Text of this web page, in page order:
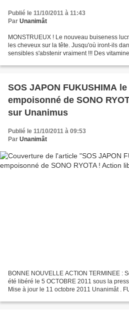
Publié le 11/10/2011 à 11:43
Par Unanimât
MONSTRUEUX ! Le nouveau buiseness
les cheveux sur la tête. Jusqu'où iront-ils
sensibles s'abstenir vraiment !!! Des
SOS JAPON FUKUSHIMA
empoisonné de SONO
sur Unanimus
Publié le 11/10/2011 à 09:53
Par Unanimât
BONNE NOUVELLE ACTION TERMINEE :
été libéré le 5 OCTOBRE 2011 sous la
Mise à jour le 11 octobre 2011 Unanimât .